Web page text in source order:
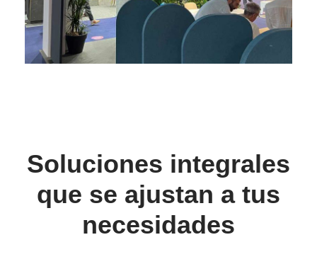
Soluciones integrales
que se ajustan a tus
necesidades